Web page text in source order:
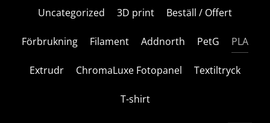
Uncategorized 3D print Beställ / Offert
Förbrukning Filament Addnorth PetG PLA
Extrudr ChromaLuxe Fotopanel Textiltryck
T-shirt